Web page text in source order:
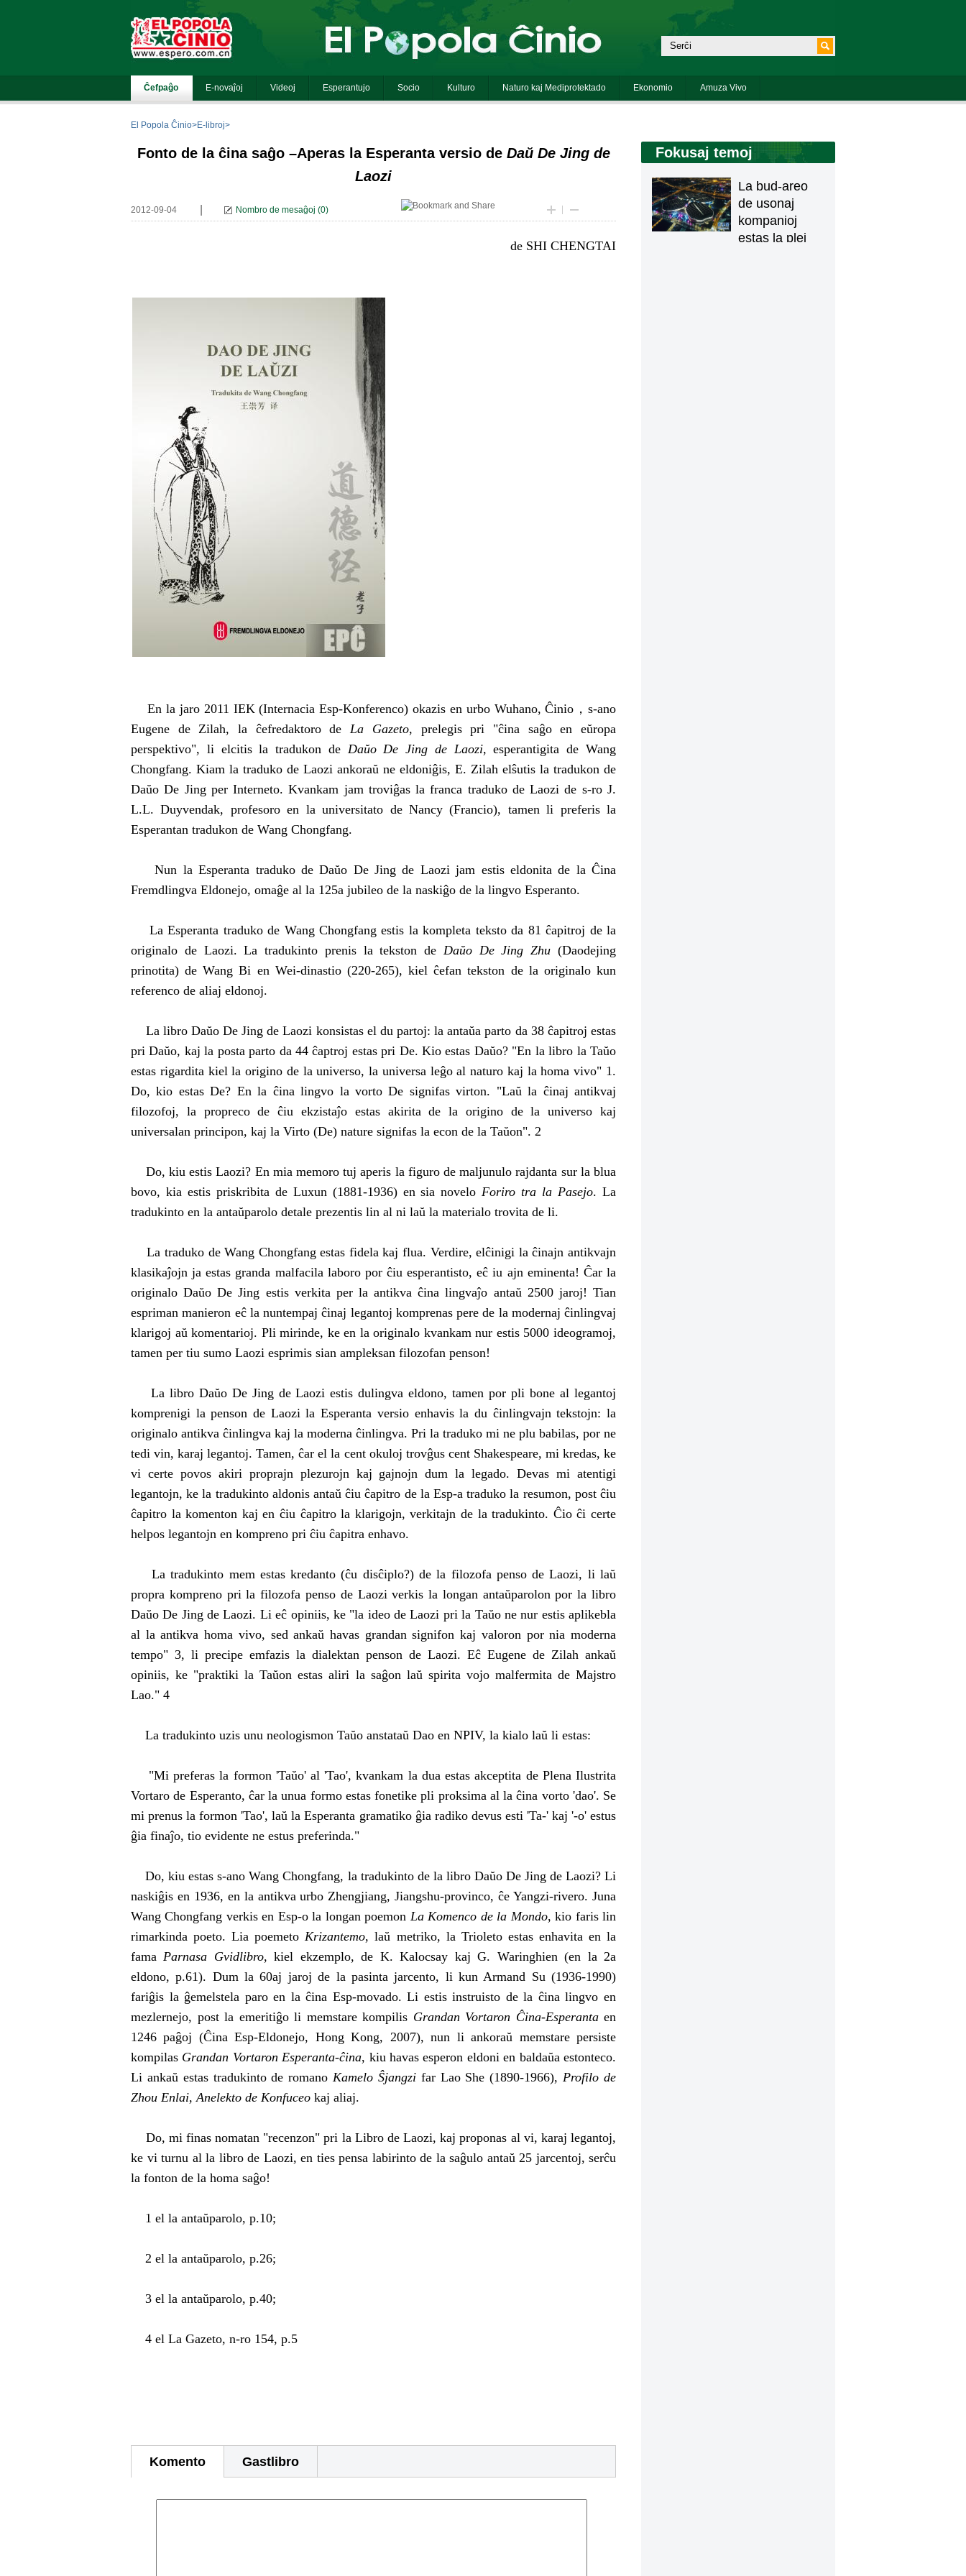
El Popola Ĉinio>E-libroj>
Fonto de la ĉina saĝo –Aperas la Esperanta versio de Daŭ De Jing de
Laozi
2012-09-04 Nombro de mesaĝoj (0)
de SHI CHENGTAI
En la jaro 2011 IEK (Internacia Esp-Konferenco) okazis en urbo Wuhano, Ĉinio，s-ano
Eugene de Zilah, la ĉefredaktoro deLa Gazeto, prelegis pri "ĉina saĝo en eŭropa
perspektivo", li elcitis la tradukon de Daŭo De Jing de Laozi, esperantigita de Wang
Chongfang. Kiam la traduko de Laozi ankoraŭ ne eldoniĝis, E. Zilah elŝutis la tradukon de
Daŭo De Jing per Interneto. Kvankam jam troviĝas la franca traduko de Laozi de s-ro J.
L.L. Duyvendak, profesoro en la universitato de Nancy (Francio), tamen li preferis la
Esperantan tradukon de Wang Chongfang.
Nun la Esperanta traduko de Daŭo De Jing de Laozi jam estis eldonita de la Ĉina
Fremdlingva Eldonejo, omaĝe al la 125a jubileo de la naskiĝo de la lingvo Esperanto.
La Esperanta traduko de Wang Chongfang estis la kompleta teksto da 81 ĉapitroj de la
originalo de Laozi. La tradukinto prenis la tekston de Daŭo De Jing Zhu (Daodejing
prinotita) de Wang Bi en Wei-dinastio (220-265), kiel ĉefan tekston de la originalo kun
referenco de aliaj eldonoj.
La libro Daŭo De Jing de Laozi konsistas el du partoj: la antaŭa parto da 38 ĉapitroj estas
pri Daŭo, kaj la posta parto da 44 ĉaptroj estas pri De. Kio estas Daŭo? "En la libro la Taŭo
estas rigardita kiel la origino de la universo, la universa leĝo al naturo kaj la homa vivo" 1.
Do, kio estas De? En la ĉina lingvo la vorto De signifas virton. "Laŭ la ĉinaj antikvaj
filozofoj, la propreco de ĉiu ekzistaĵo estas akirita de la origino de la universo kaj
universalan principon, kaj la Virto (De) nature signifas la econ de la Taŭon". 2
Do, kiu estis Laozi? En mia memoro tuj aperis la figuro de maljunulo rajdanta sur la blua
bovo, kia estis priskribita de Luxun (1881-1936) en sia noveloForiro tra la Pasejo. La
tradukinto en la antaŭparolo detale prezentis lin al ni laŭ la materialo trovita de li.
La traduko de Wang Chongfang estas fidela kaj flua. Verdire, elĉinigi la ĉinajn antikvajn
klasikaĵojn ja estas granda malfacila laboro por ĉiu esperantisto, eĉ iu ajn eminenta! Ĉar la
originalo Daŭo De Jing estis verkita per la antikva ĉina lingvaĵo antaŭ 2500 jaroj! Tian
espriman manieron eĉ la nuntempaj ĉinaj legantoj komprenas pere de la modernaj ĉinlingvaj
klarigoj aŭ komentarioj. Pli mirinde, ke en la originalo kvankam nur estis 5000 ideogramoj,
tamen per tiu sumo Laozi esprimis sian ampleksan filozofan penson!
La libro Daŭo De Jing de Laozi estis dulingva eldono, tamen por pli bone al legantoj
komprenigi la penson de Laozi la Esperanta versio enhavis la du ĉinlingvajn tekstojn: la
originalo antikva ĉinlingva kaj la moderna ĉinlingva. Pri la traduko mi ne plu babilas, por ne
tedi vin, karaj legantoj. Tamen, ĉar el la cent okuloj trovĝus cent Shakespeare, mi kredas, ke
vi certe povos akiri proprajn plezurojn kaj gajnojn dum la legado. Devas mi atentigi
legantojn, ke la tradukinto aldonis antaŭ ĉiu ĉapitro de la Esp-a traduko la resumon, post ĉiu
ĉapitro la komenton kaj en ĉiu ĉapitro la klarigojn, verkitajn de la tradukinto. Ĉio ĉi certe
helpos legantojn en kompreno pri ĉiu ĉapitra enhavo.
La tradukinto mem estas kredanto (ĉu disĉiplo?) de la filozofa penso de Laozi, li laŭ
propra kompreno pri la filozofa penso de Laozi verkis la longan antaŭparolon por la libro
Daŭo De Jing de Laozi. Li eĉ opiniis, ke "la ideo de Laozi pri la Taŭo ne nur estis aplikebla
al la antikva homa vivo, sed ankaŭ havas grandan signifon kaj valoron por nia moderna
tempo" 3, li precipe emfazis la dialektan penson de Laozi. Eĉ Eugene de Zilah ankaŭ
opiniis, ke "praktiki la Taŭon estas aliri la saĝon laŭ spirita vojo malfermita de Majstro
Lao." 4
La tradukinto uzis unu neologismon Taŭo anstataŭ Dao en NPIV, la kialo laŭ li estas:
"Mi preferas la formon 'Taŭo' al 'Tao', kvankam la dua estas akceptita de Plena Ilustrita
Vortaro de Esperanto, ĉar la unua formo estas fonetike pli proksima al la ĉina vorto 'dao'. Se
mi prenus la formon 'Tao', laŭ la Esperanta gramatiko ĝia radiko devus esti 'Ta-' kaj '-o' estus
ĝia finaĵo, tio evidente ne estus preferinda."
Do, kiu estas s-ano Wang Chongfang, la tradukinto de la libro Daŭo De Jing de Laozi? Li
naskiĝis en 1936, en la antikva urbo Zhengjiang, Jiangshu-provinco, ĉe Yangzi-rivero. Juna
Wang Chongfang verkis en Esp-o la longan poemon La Komenco de la Mondo, kio faris lin
rimarkinda poeto. Lia poemetoKrizantemo, laŭ metriko, la Trioleto estas enhavita en la
famaParnasa Gvidlibro, kiel ekzemplo, de K. Kalocsay kaj G. Waringhien (en la 2a
eldono, p.61). Dum la 60aj jaroj de la pasinta jarcento, li kun Armand Su (1936-1990)
fariĝis la ĝemelstela paro en la ĉina Esp-movado. Li estis instruisto de la ĉina lingvo en
mezlernejo, post la emeritiĝo li memstare kompilis Grandan Vortaron Ĉina-Esperantaen
1246 paĝoj (Ĉina Esp-Eldonejo, Hong Kong, 2007), nun li ankoraŭ memstare persiste
kompilas Grandan Vortaron Esperanta-ĉina, kiu havas esperon eldoni en baldaŭa estonteco.
Li ankaŭ estas tradukinto de romanoKamelo Ŝjangzifar Lao She (1890-1966),Profilo de
Zhou Enlai, Anelekto de Konfuceo kaj aliaj.
Do, mi finas nomatan "recenzon" pri la Libro de Laozi, kaj proponas al vi, karaj legantoj,
ke vi turnu al la libro de Laozi, en ties pensa labirinto de la saĝulo antaŭ 25 jarcentoj, serĉu
la fonton de la homa saĝo!
1 el la antaŭparolo, p.10;
2 el la antaŭparolo, p.26;
3 el la antaŭparolo, p.40;
4 el La Gazeto, n-ro 154, p.5
Komento Gastlibro